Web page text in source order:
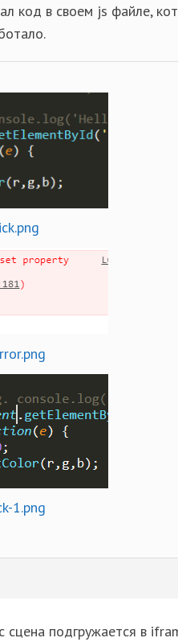
код в своем js файле,
1.png
сцена подгружается в